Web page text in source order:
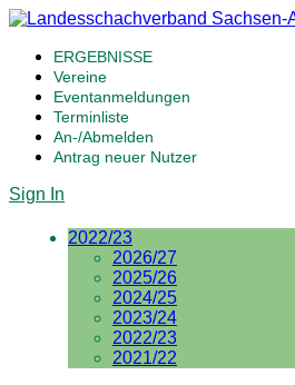
ERGEBNISSE
Vereine
Eventanmeldungen
Terminliste
An-/Abmelden
Antrag neuer Nutzer
Sign In
2022/23
2026/27
2025/26
2024/25
2023/24
2022/23
2021/22